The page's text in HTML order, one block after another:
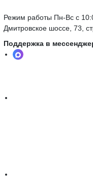
Режим работы Пн-Вс с
Дмитровское шоссе, 73,
Поддержка в